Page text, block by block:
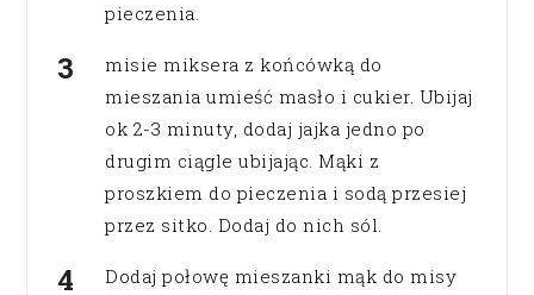
pieczenia.
misie miksera z końcówką do
mieszania umieść masło i cukier. Ubijaj
ok 2-3 minuty, dodaj jajka jedno po
drugim ciągle ubijając. Mąki z
proszkiem do pieczenia i sodą przesiej
przez sitko. Dodaj do nich sól.
Dodaj połowę mieszanki mąk do misy